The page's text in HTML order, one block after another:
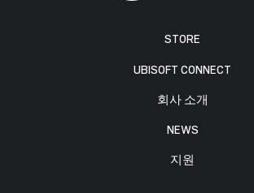
STORE
UBISOFT CONNECT
회사 소개
NEWS
지원